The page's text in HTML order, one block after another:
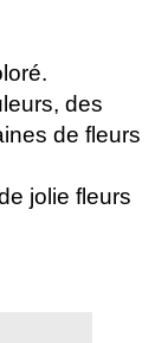
des
de fleurs
jolie fleurs